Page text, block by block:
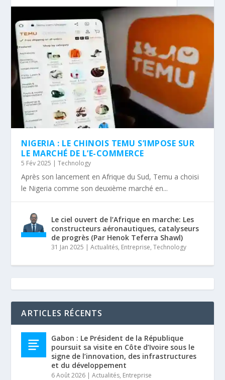
NIGERIA : LE CHINOIS TEMU S’IMPOSE SUR
LE MARCHÉ DE L’E-COMMERCE
5 Fév 2025 |Technology
Après son lancement en Afrique du Sud, Temu a choisi
le Nigeria comme son deuxième marché en...
Le ciel ouvert de l’Afrique en marche: Les
constructeurs aéronautiques, catalyseurs
de progrès (Par Henok Teferra Shawl)
31 Jan 2025 |Actualités, Entreprise,Technology
ARTICLES RÉCENTS
Gabon : Le Président de la République
poursuit sa visite en Côte d’Ivoire sous le
signe de l’innovation, des infrastructures
et du développement
6 Août 2026 |Actualités, Entreprise